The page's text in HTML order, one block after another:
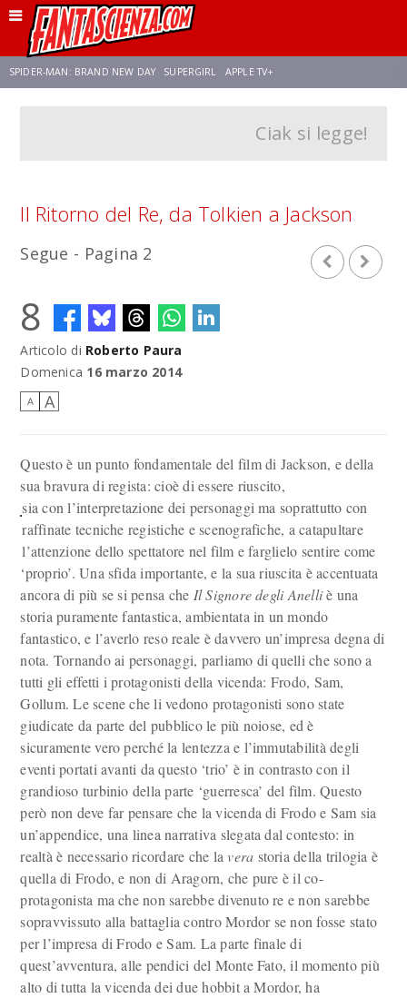
SPIDER-MAN: BRAND NEW DAY SUPERGIRL APPLE TV+
AVENGERS: DOOMSDAY
Ciak si legge!
Il Ritorno del Re, da Tolkien a Jackson
Segue - Pagina 2
8
Articolo di Roberto Paura
Domenica 16 marzo 2014
A A
Questo è un punto fondamentale del film di Jackson, e della
sua bravura di regista: cioè di essere riuscito,
sia con l’interpretazione dei personaggi ma soprattutto con
raffinate tecniche registiche e scenografiche, a catapultare
l’attenzione dello spettatore nel film e farglielo sentire come
‘proprio’. Una sfida importante, e la sua riuscita è accentuata
ancora di più se si pensa che Il Signore degli Anelliè una
storia puramente fantastica, ambientata in un mondo
fantastico, e l’averlo reso reale è davvero un’impresa degna di
nota. Tornando ai personaggi, parliamo di quelli che sono a
tutti gli effetti i protagonisti della vicenda: Frodo, Sam,
Gollum. Le scene che li vedono protagonisti sono state
giudicate da parte del pubblico le più noiose, ed è
sicuramente vero perché la lentezza e l’immutabilità degli
eventi portati avanti da questo ‘trio’ è in contrasto con il
grandioso turbinio della parte ‘guerresca’ del film. Questo
però non deve far pensare che la vicenda di Frodo e Sam sia
un’appendice, una linea narrativa slegata dal contesto: in
realtà è necessario ricordare che lavera storia della trilogia è
quella di Frodo, e non di Aragorn, che pure è il co-
protagonista ma che non sarebbe divenuto re e non sarebbe
sopravvissuto alla battaglia contro Mordor se non fosse stato
per l’impresa di Frodo e Sam. La parte finale di
quest’avventura, alle pendici del Monte Fato, il momento più
alto di tutta la vicenda dei due hobbit a Mordor, ha